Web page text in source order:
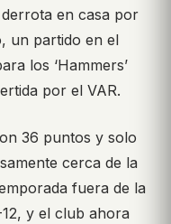
en casa por
un partido en el
los ‘Hammers’
por el VAR.
36 puntos y solo
cerca de la
fuera de la
y el club ahora